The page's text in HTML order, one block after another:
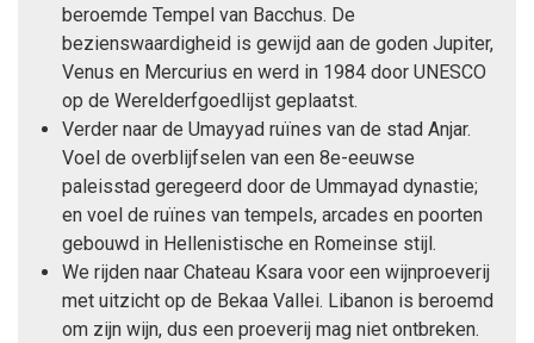
beroemde Tempel van Bacchus. De
bezienswaardigheid is gewijd aan de goden Jupiter,
Venus en Mercurius en werd in 1984 door UNESCO
op de Werelderfgoedlijst geplaatst.
Verder naar de Umayyad ruïnes van de stad Anjar.
Voel de overblijfselen van een 8e-eeuwse
paleisstad geregeerd door de Ummayad dynastie;
en voel de ruïnes van tempels, arcades en poorten
gebouwd in Hellenistische en Romeinse stijl.
We rijden naar Chateau Ksara voor een wijnproeverij
met uitzicht op de Bekaa Vallei. Libanon is beroemd
om zijn wijn, dus een proeverij mag niet ontbreken.